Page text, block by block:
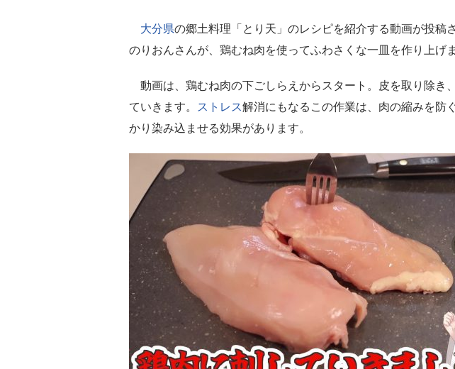
大分県の郷土料理「とり天」のレシピを紹介する動画が投稿
のりおんさんが、鶏むね肉を使ってふわさくな一皿を作り上げま
動画は、鶏むね肉の下ごしらえからスタート。皮を取り除き
ていきます。
ストレス解消にもなるこの作業は、肉の縮みを防
かり染み込ませる効果があります。